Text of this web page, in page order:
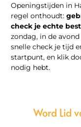
Openingstijden in
regel onthoudt:
check je echte
zondag, in de
snelle check je tijd
startpunt, en klik
nodig hebt.
Word Lid